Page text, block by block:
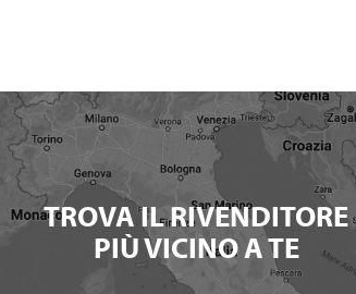
TROVA IL RIVENDITORE
PIÙ VICINO A TE